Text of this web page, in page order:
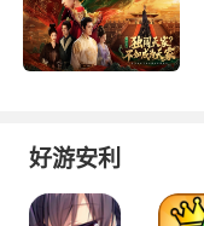
好游安利